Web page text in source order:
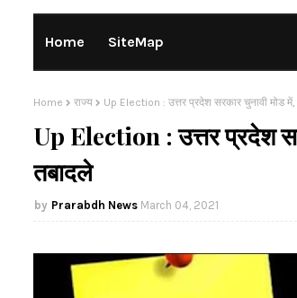
Home SiteMap
Home राज्य Up Election : उत्तर प्रदेश सरकार चुनावी
Up Election : उत्तर प्रदेश
तबादले
Prarabdh News March 04, 2021